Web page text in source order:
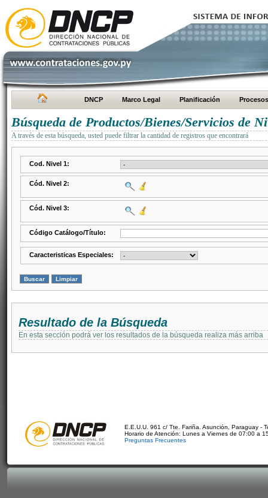
DNCP Marco Legal Planificación Procesos
Búsqueda de Productos/Bienes/Servicios de
A través de esta búsqueda, usted puede filtrar la cantidad de registros que encontrará
Cod. Nivel 1:
Cód. Nivel 2:
Cód. Nivel 3:
Código Catálogo/Título:
Caracteristicas Especiales:
Resultado de la Búsqueda
En esta sección podrá ver los resultados de la búsqueda realiza más arriba
E.E.U.U. 961 c/ Tte. Fariña. Asunción, Paraguay -
Horario de Atención: Lunes a Viernes de 07:00 a
Preguntas Frecuentes